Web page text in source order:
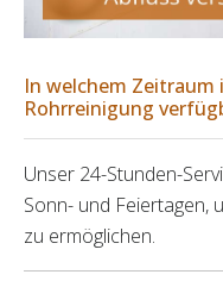
In welchem
Rohrreinigung
Unser 24-Stunden-
Sonn- und Feiertagen,
zu ermöglichen.